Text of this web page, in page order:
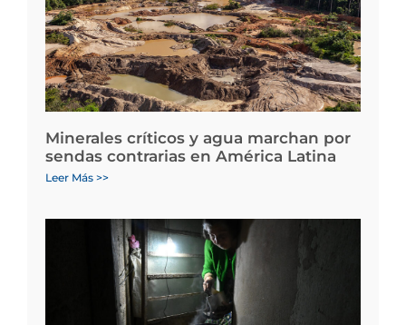
Minerales críticos y agua marchan por
sendas contrarias en América Latina
Leer Más >>